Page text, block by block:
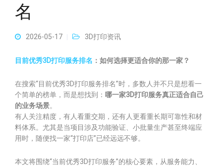
名
2026-05-17 3D打印资讯
目前优秀3D打印服务排名 ：如何选择更适合你的那一家？
在搜索“目前优秀3D打印服务排名”时，多数人并不只是想看一
个简单的榜单，而是想找到： 哪一家3D打印服务真正适合自己
的业务场景。
有人关注精度，有人看重交期，还有人更看重长期可靠性和材
料体系。尤其是当项目涉及功能验证、小批量生产甚至终端应
用时，随便找一家“打印店”已经远远不够。
本文将围绕“当前优秀3D打印服务”的核心要素，从服务能力、